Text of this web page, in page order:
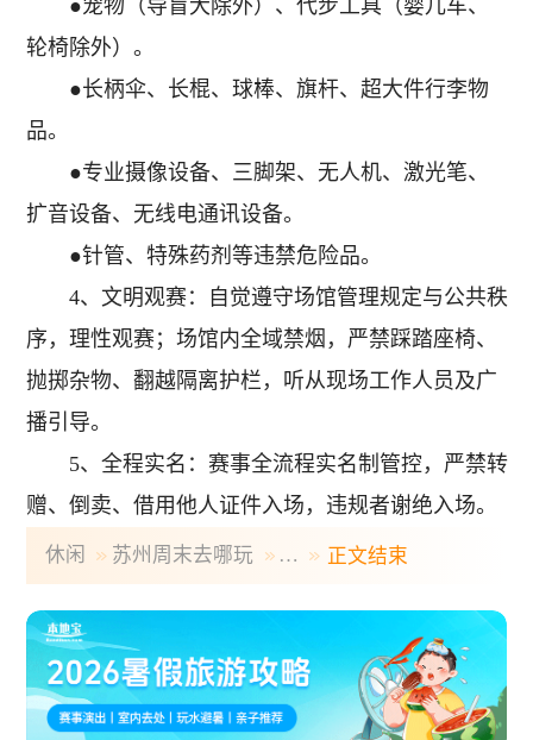
●宠物（导盲犬除外）、代步工具（婴儿车、
轮椅除外）。
●长柄伞、长棍、球棒、旗杆、超大件行李物
品。
●专业摄像设备、三脚架、无人机、激光笔、
扩音设备、无线电通讯设备。
●针管、特殊药剂等违禁危险品。
4、文明观赛：自觉遵守场馆管理规定与公共秩
序，理性观赛；场馆内全域禁烟，严禁踩踏座椅、
抛掷杂物、翻越隔离护栏，听从现场工作人员及广
播引导。
5、全程实名：赛事全流程实名制管控，严禁转
赠、倒卖、借用他人证件入场，违规者谢绝入场。
休闲 苏州周末去哪玩 … 正文结束